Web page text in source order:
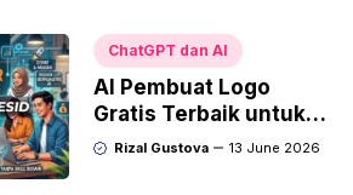
ChatGPT dan AI
AI Pembuat Logo
Gratis Terbaik untuk
Bisnis 2026, Solusi
Rizal Gustova 13 June 2026